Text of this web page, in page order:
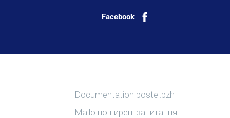
Facebook
Більше інформації
Documentation postel.bzh
Mailo поширені запитання